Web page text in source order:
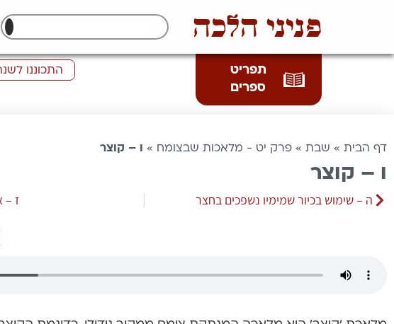
פניני הלכה
תפריט
ספרים
התכוננו
דף הבית » שבת » פרק יט - מלאכות שבצומח » ו – קוצר
ו – קוצר
ה – שימוש בכיור שמימיו נשפכים בחצר ז –